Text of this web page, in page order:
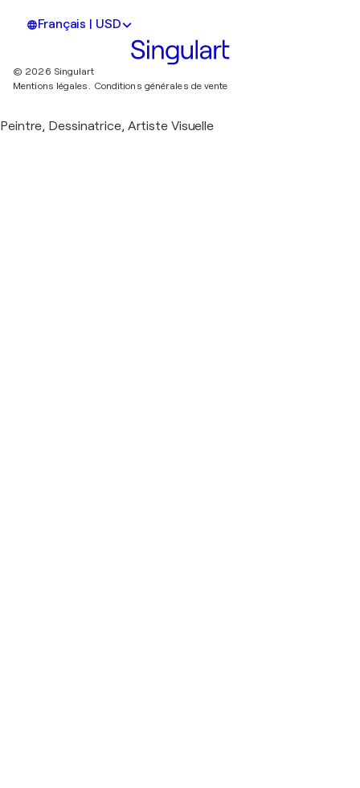
Français | USD
© 2026 Singulart
Mentions légales. Conditions générales de vente
Peintre, Dessinatrice, Artiste Visuelle